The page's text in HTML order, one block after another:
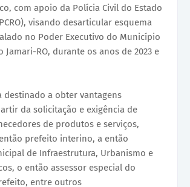
com apoio da Polícia Civil do Estado
visando desarticular esquema
no Poder Executivo do Município
Jamari-RO, durante os anos de 2023 e
destinado a obter vantagens
da solicitação e exigência de
de produtos e serviços,
prefeito interino, a então
de Infraestrutura, Urbanismo e
o então assessor especial do
entre outros